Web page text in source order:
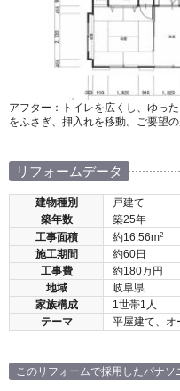
アフター：トイレを広くし、ゆっ
をふさぎ、押入れを移動。ご要望の
リフォームデータ
建物種別
戸建て
築年数
築25年
工事面積
約16.56m2
施工期間
約60日
工事費
約180万円
地域
岐阜県
家族構成
1世帯1人
テーマ
平屋建て、オ
このリフォームで採用したパナソ